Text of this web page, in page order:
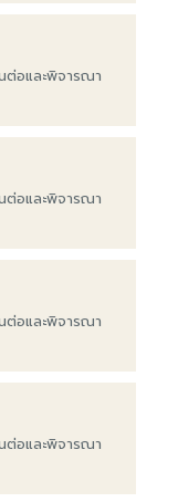
ต่อและพิจารณา
ต่อและพิจารณา
ต่อและพิจารณา
ต่อและพิจารณา